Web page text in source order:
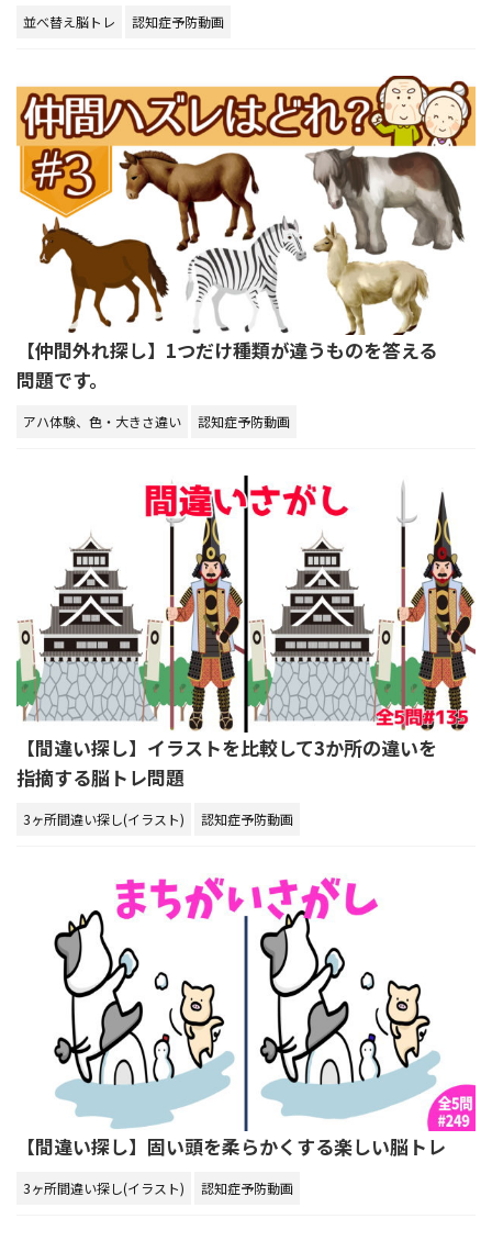
並べ替え脳トレ 認知症予防動画
【仲間外れ探し】1つだけ種類が違うものを答える
問題です。
アハ体験、色・大きさ違い 認知症予防動画
【間違い探し】イラストを比較して3か所の違いを
指摘する脳トレ問題
3ヶ所間違い探し(イラスト) 認知症予防動画
【間違い探し】固い頭を柔らかくする楽しい脳トレ
3ヶ所間違い探し(イラスト) 認知症予防動画